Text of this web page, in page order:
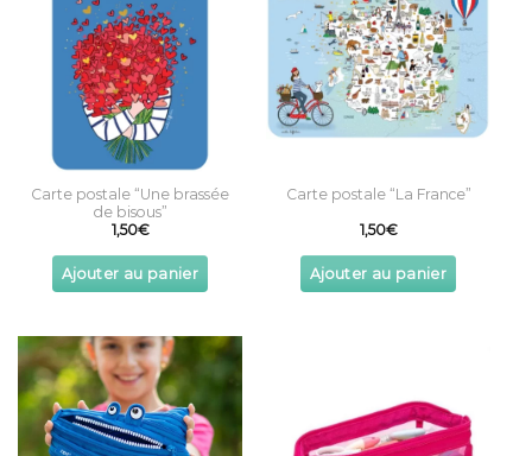
Carte postale “Une brassée
de bisous”
1,50€
Ajouter au panier
Carte postale “La France”
1,50€
Ajouter au panier